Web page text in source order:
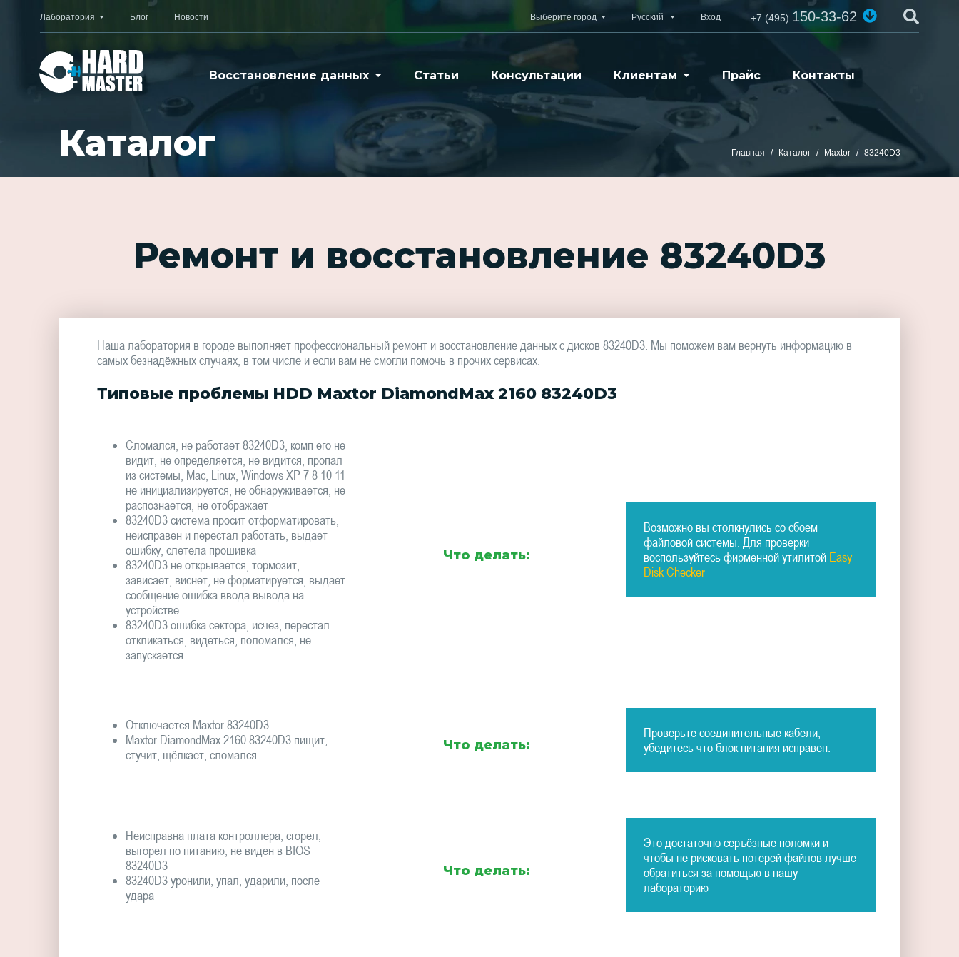
Восстановление данных Статьи Консультации Клиентам Прайс Контакты
Лаборатория Блог Новости Выберите город Русский Вход +7 (495)150-33-62
Каталог Главная Каталог Maxtor 83240D3
Ремонт и восстановление 83240D3
Наша лаборатория в городе выполняет профессиональный ремонт и восстановление данных с дисков 83240D3. Мы поможем вам вернуть информацию в
самых безнадёжных случаях, в том числе и если вам не смогли помочь в прочих сервисах.
Типовые проблемы HDD Maxtor DiamondMax 2160 83240D3
Сломался, не работает 83240D3, комп его не
видит, не определяется, не видится, пропал
из системы, Mac, Linux, Windows XP 7 8 10 11
не инициализируется, не обнаруживается, не
распознаётся, не отображает
83240D3 система просит отформатировать,
неисправен и перестал работать, выдает
ошибку, слетела прошивка
83240D3 не открывается, тормозит,
зависает, виснет, не форматируется, выдаёт
сообщение ошибка ввода вывода на
устройстве
83240D3 ошибка сектора, исчез, перестал
откликаться, видеться, поломался, не
запускается
Что делать:
Возможно вы столкнулись со сбоем
файловой системы. Для проверки
воспользуйтесь фирменной утилитой Easy
Disk Checker
Отключается Maxtor 83240D3
Maxtor DiamondMax 2160 83240D3 пищит,
стучит, щёлкает, сломался
Что делать:
Проверьте соединительные кабели,
убедитесь что блок питания исправен.
Неисправна плата контроллера, сгорел,
выгорел по питанию, не виден в BIOS
83240D3
83240D3 уронили, упал, ударили, после
удара
Что делать:
Это достаточно серъёзные поломки и
чтобы не рисковать потерей файлов лучше
обратиться за помощью в нашу
лабораторию